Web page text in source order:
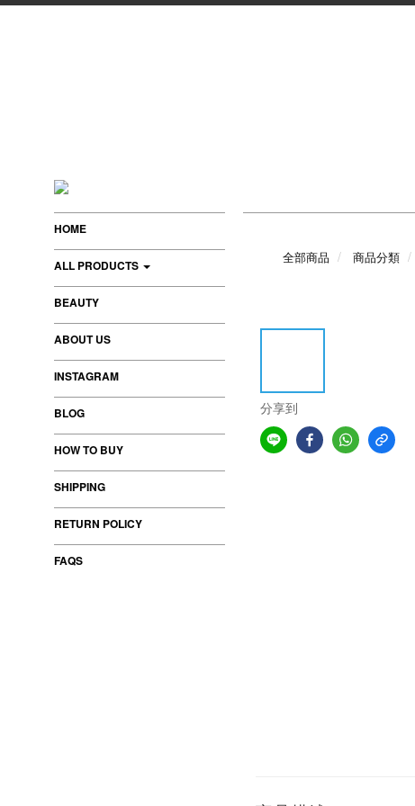
HOME
ALL PRODUCTS
BEAUTY
ABOUT US
INSTAGRAM
BLOG
HOW TO BUY
SHIPPING
RETURN POLICY
FAQS
全部商品 商品分類
分享到